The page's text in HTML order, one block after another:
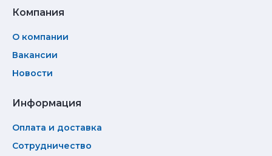
Компания
О компании
Вакансии
Новости
Информация
Оплата и доставка
Сотрудничество